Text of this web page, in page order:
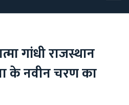
गांधी राजस्थान
के नवीन चरण का